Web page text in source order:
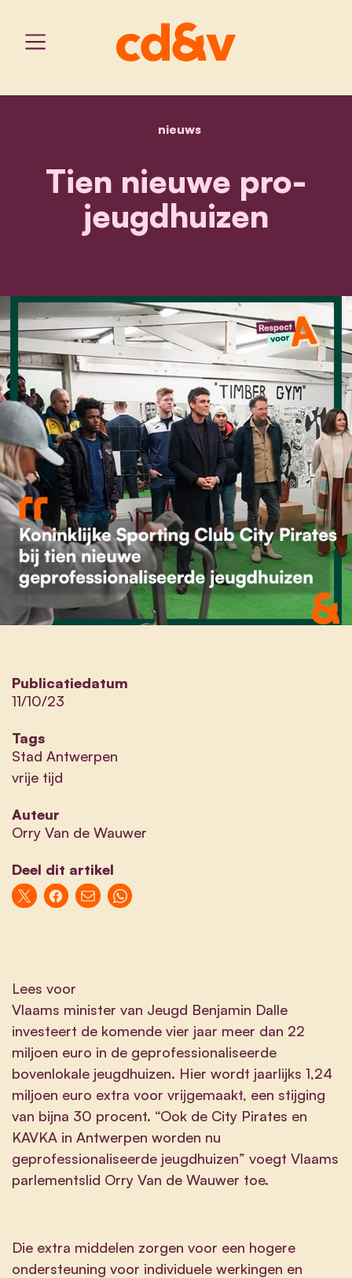
home
nieuwstien nieuwe pro-
Tien nieuwe pro-
jeugdhuizen
Publicatiedatum
11/10/23
Tags
Stad Antwerpen
vrije tijd
Auteur
Orry Van de Wauwer
Deel dit artikel
Lees voor
Vlaams minister van Jeugd Benjamin Dalle
investeert de komende vier jaar meer dan 22
miljoen euro in de geprofessionaliseerde
bovenlokale jeugdhuizen. Hier wordt jaarlijks 1,24
miljoen euro extra voor vrijgemaakt, een stijging
van bijna 30 procent. “Ook de City Pirates en
KAVKA in Antwerpen worden nu
geprofessionaliseerde jeugdhuizen” voegt Vlaams
parlementslid Orry Van de Wauwer toe.
Die extra middelen zorgen voor een hogere
ondersteuning voor individuele werkingen en